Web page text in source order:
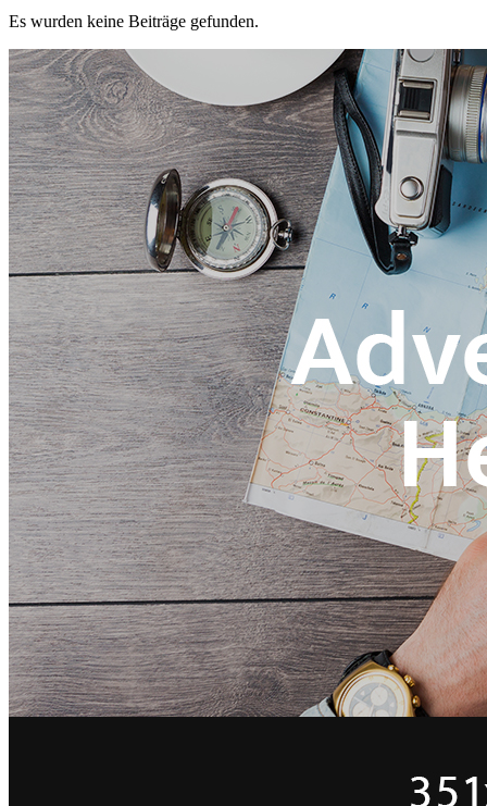
Es wurden keine Beiträge gefunden.